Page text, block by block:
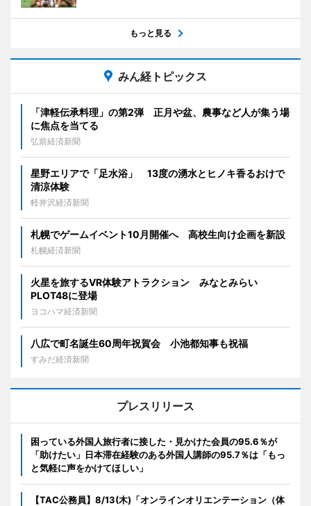
もっと見る
みん経トピックス
「津軽伝承料理」の第2弾 正月や盆、農事など人が集う場
に焦点を当てる
弘前経済新聞
星野エリアで「足水浴」 13度の湧水とヒノキ香るおけで
清涼体験
軽井沢経済新聞
札幌でゲームイベント10月開催へ 高校生向け企画を新設
札幌経済新聞
火星を旅するVR体験アトラクション みなとみらい
PLOT48に登場
ヨコハマ経済新聞
八広で町名誕生60周年祝賀会 小池都知事も祝福
すみだ経済新聞
プレスリリース
困っている外国人旅行者に接した・見かけた会員の95.6％が
「助けたい」日本滞在経験のある外国人講師の95.7％は「もっ
と気軽に声をかけてほしい」
【TAC公務員】8/13(木)「オンラインオリエンテーション（体